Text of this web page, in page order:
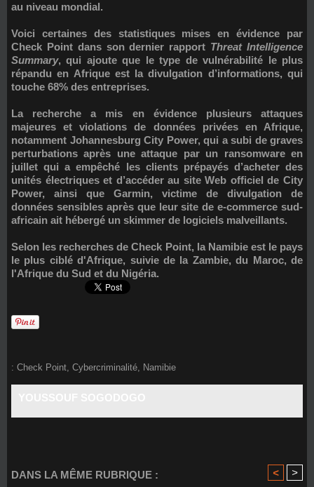
au niveau mondial.
Voici certaines des statistiques mises en évidence par
Check Pointdans son dernier rapport Threat Intelligence
Summary, qui ajoute que le type de vulnérabilité le plus
répandu en Afrique est la divulgation d’informations, qui
touche 68% des entreprises.
La recherche a mis en évidence plusieurs attaques
majeures et violations de données privées en Afrique,
notamment Johannesburg City Power, qui a subi de graves
perturbations après une attaque par un ransomware en
juillet qui a empêché les clients prépayés d’acheter des
unités électriques et d’accéder au site Web officiel de City
Power, ainsi que Garmin, victime de divulgation de
données sensibles après que leur site de e-commerce sud-
africain ait hébergé un skimmer de logiciels malveillants.
Selon les recherches de Check Point, la Namibie est le pays
le plus ciblé d'Afrique, suivie de la Zambie, du Maroc, de
l'Afrique du Sud et du Nigéria.
: Check Point, Cybercriminalité, Namibie
DANS LA MÊME RUBRIQUE : < >